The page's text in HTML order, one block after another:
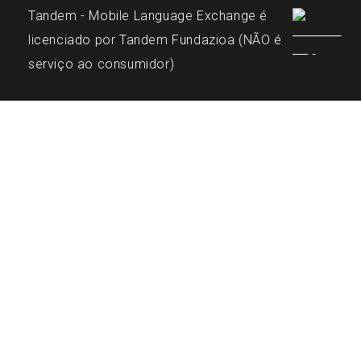
Tandem - Mobile Language Exchange é
licenciado por Tandem Fundazioa (NÃO é
serviço ao consumidor)